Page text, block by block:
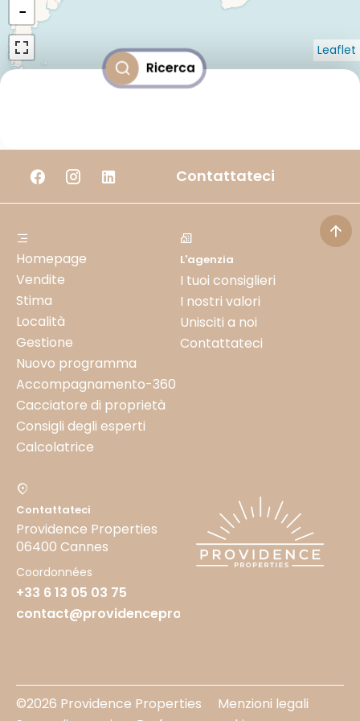
Ricerca
−
Leaflet
Contattateci
Homepage
Vendite
Stima
Località
Gestione
Nuovo programma
Accompagnamento-360
Cacciatore di proprietà
Consigli degli esperti
Calcolatrice
L'agenzia
I tuoi consiglieri
I nostri valori
Unisciti a noi
Contattateci
Contattateci
Providence Properties
06400 Cannes
Coordonnées
+33 6 13 05 03 75
contact@providenceproperties.fr
©2026 Providence Properties
Menzioni legali